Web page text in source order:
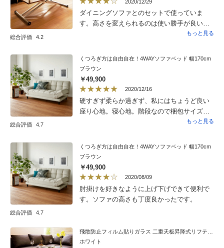
総合評価 4.2
2020/12/29
ダイニングソファとのセットで使っていま
す。高さを変えられるのは使い勝手が良いで
す。ガラストップには透明のやや厚手のマッ
や音が気にならないで良いです。
もっと見る
総合評価 4.7
くつろぎ方は自由自在！4WAYソファベッド 幅170cm
ブラウン
￥49,900
2020/12/16
硬すぎず柔らか過ぎず、私にはちょうど良い
座り心地。寝心地。階段なので梱包サイズで
190cmを諦めましたが、購入してよかった。
もっと見る
総合評価 4.7
くつろぎ方は自由自在！4WAYソファベッド 幅170cm
ブラウン
￥49,900
2020/08/09
肘掛けを好きなように上げ下げできて便利で
す。ソファの高さも丁度良かったです。
ホワイト